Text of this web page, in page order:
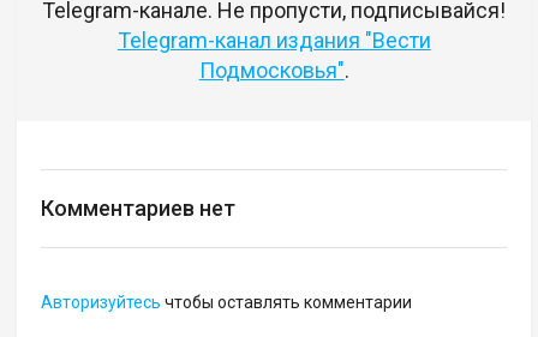
Telegram-канале. Не пропусти, подписывайся!
Telegram-канал издания "Вести
Подмосковья".
Комментариев нет
Авторизуйтесь чтобы оставлять комментарии